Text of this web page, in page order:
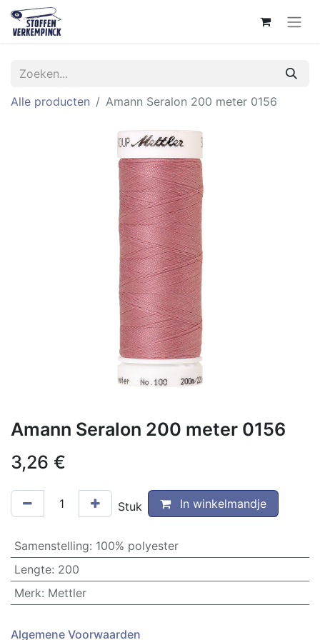
Alle producten Amann Seralon 200 meter 0156
Amann Seralon 200 meter 0156
3,26 €
Stuk In winkelmandje
Samenstelling: 100% polyester
Lengte: 200
Merk: Mettler
Algemene Voorwaarden